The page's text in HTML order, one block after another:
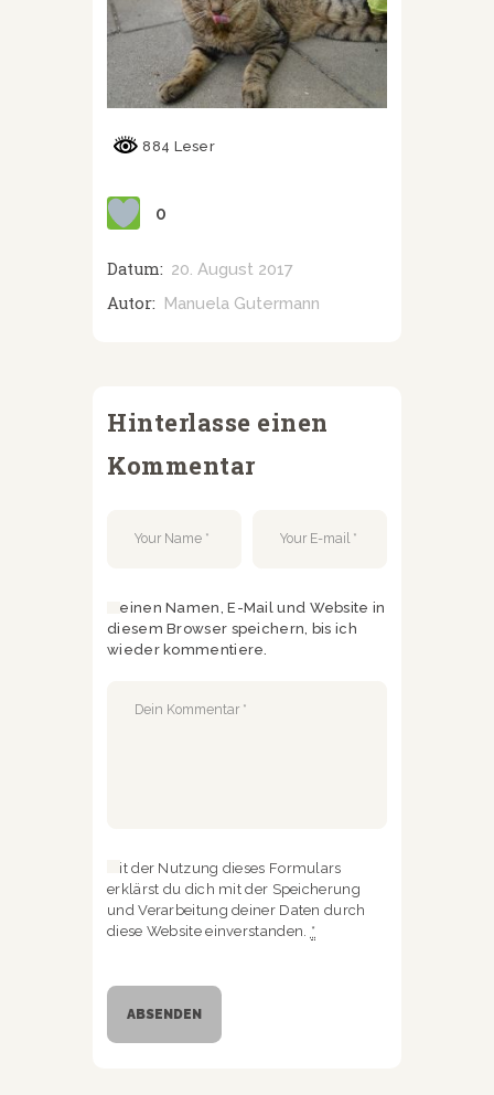
884 Leser
0
Datum: 20. August 2017
Autor: Manuela Gutermann
Hinterlasse einen
Kommentar
Meinen Namen, E-Mail und Website in
diesem Browser speichern, bis ich
wieder kommentiere.
Mit der Nutzung dieses Formulars
erklärst du dich mit der Speicherung
und Verarbeitung deiner Daten durch
diese Website einverstanden. *